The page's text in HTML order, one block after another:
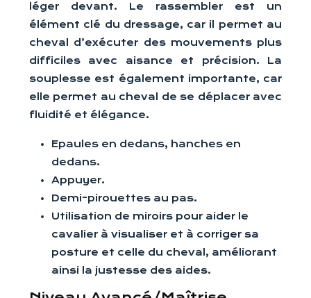
léger devant. Le rassembler est un
élément clé du dressage, car il permet au
cheval d’exécuter des mouvements plus
difficiles avec aisance et précision. La
souplesse est également importante, car
elle permet au cheval de se déplacer avec
fluidité et élégance.
Epaules en dedans, hanches en
dedans.
Appuyer.
Demi-pirouettes au pas.
Utilisation de miroirs pour aider le
cavalier à visualiser et à corriger sa
posture et celle du cheval, améliorant
ainsi la justesse des aides.